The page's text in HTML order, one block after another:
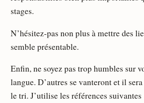
stages.
N’hésitez-pas non plus à mettre des
semble présentable.
Enfin, ne soyez pas trop humbles sur
langue. D’autres se vanteront et il
le tri. J’utilise les références suivantes